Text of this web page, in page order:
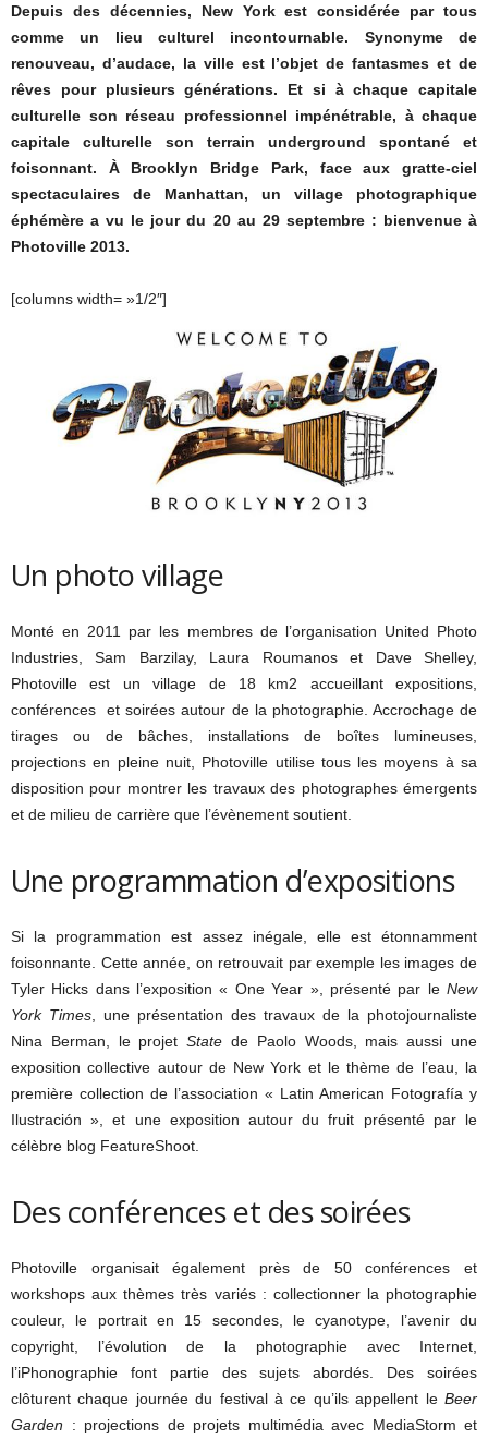
Depuis des décennies, New York est considérée par tous
comme un lieu culturel incontournable. Synonyme de
renouveau, d’audace, la ville est l’objet de fantasmes et de
rêves pour plusieurs générations. Et si à chaque capitale
culturelle son réseau professionnel impénétrable, à chaque
capitale culturelle son terrain underground spontané et
foisonnant. À Brooklyn Bridge Park, face aux gratte-ciel
spectaculaires de Manhattan, un village photographique
éphémère a vu le jour du 20 au 29 septembre : bienvenue à
Photoville 2013.
[columns width= »1/2″]
Un photo village
Monté en 2011 par les membres de l’organisation United Photo
Industries, Sam Barzilay, Laura Roumanos et Dave Shelley,
Photoville est un village de 18 km2 accueillant expositions,
conférences et soirées autour de la photographie. Accrochage de
tirages ou de bâches, installations de boîtes lumineuses,
projections en pleine nuit, Photoville utilise tous les moyens à sa
disposition pour montrer les travaux des photographes émergents
et de milieu de carrière que l’évènement soutient.
Une programmation d’expositions
Si la programmation est assez inégale, elle est étonnamment
foisonnante. Cette année, on retrouvait par exemple les images de
Tyler Hicks dans l’exposition « One Year », présenté par le New
York Times , une présentation des travaux de la photojournaliste
Nina Berman, le projetState de Paolo Woods, mais aussi une
exposition collective autour de New York et le thème de l’eau, la
première collection de l’association « Latin American Fotografía y
Ilustración », et une exposition autour du fruit présenté par le
célèbre blog FeatureShoot.
Des conférences et des soirées
Photoville organisait également près de 50 conférences et
workshops aux thèmes très variés : collectionner la photographie
couleur, le portrait en 15 secondes, le cyanotype, l’avenir du
copyright, l’évolution de la photographie avec Internet,
l’iPhonographie font partie des sujets abordés. Des soirées
clôturent chaque journée du festival à ce qu’ils appellent le Beer
Garden : projections de projets multimédia avec MediaStorm et